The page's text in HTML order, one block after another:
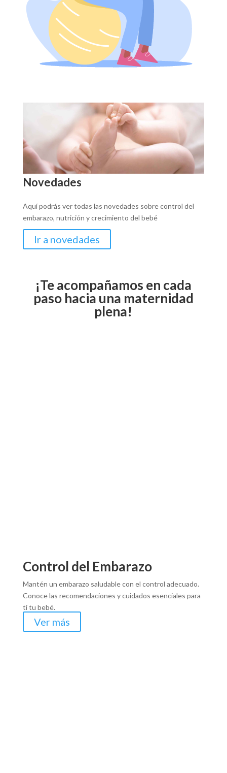
Novedades
Aquí podrás ver todas las novedades sobre control del
embarazo, nutrición y crecimiento del bebé
Ir a novedades
¡Te acompañamos en cada
paso hacia una maternidad
plena!
Control del Embarazo
Mantén un embarazo saludable con el control adecuado.
Conoce las recomendaciones y cuidados esenciales para
ti tu bebé.
Ver más